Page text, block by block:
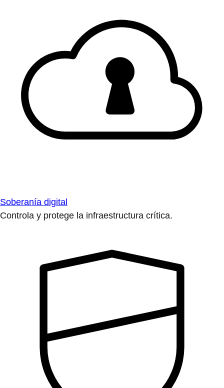
Soberanía digital
Controla y protege la infraestructura crítica.